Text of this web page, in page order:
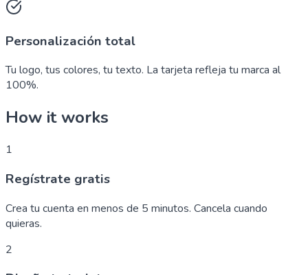
Personalización total
Tu logo, tus colores, tu texto. La tarjeta refleja tu marca al
100%.
How it works
1
Regístrate gratis
Crea tu cuenta en menos de 5 minutos. Cancela cuando
quieras.
2